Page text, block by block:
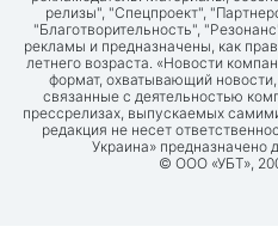
релизы", "Спецпроект",
"Благотворительность",
рекламы и предназначены, как
летнего возраста. «Новости
формат, охватывающий
связанные с деятельностью
прессрелизах, выпускаемых
редакция не несет
Украина» предназначено
© ООО «УБТ»,